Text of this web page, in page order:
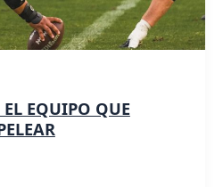
EQUIPO QUE